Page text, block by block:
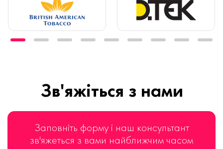
Зв'яжіться з нами
Заповніть форму і наш консультант
зв'яжеться з вами найближчим часом